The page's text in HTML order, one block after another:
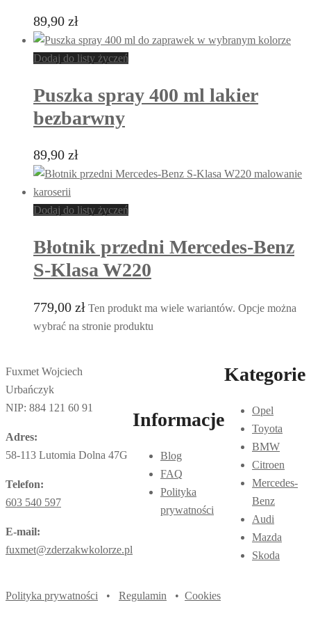
89,90 zł
Dodaj do listy życzeń
Puszka spray 400 ml lakier
bezbarwny
89,90 zł
Dodaj do listy życzeń
Błotnik przedni Mercedes-Benz
S-Klasa W220
779,00 zł Ten produkt ma wiele wariantów. Opcje można
wybrać na stronie produktu
Fuxmet Wojciech
Urbańczyk
NIP: 884 121 60 91
Adres:
58-113 Lutomia Dolna 47G
Telefon:
603 540 597
E-mail:
fuxmet@zderzakwkolorze.pl
Informacje
Blog
FAQ
Polityka
prywatności
Kategorie
Opel
Toyota
BMW
Citroen
Mercedes-
Benz
Audi
Mazda
Skoda
Polityka prywatności • Regulamin • Cookies